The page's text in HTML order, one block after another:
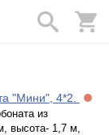
"Мини", 4*2.
из
высота- 1,7 м,